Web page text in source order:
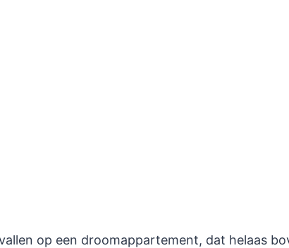
op een droomappartement, dat helaas